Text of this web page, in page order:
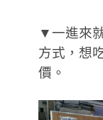
▼一進來
方式，想
價。